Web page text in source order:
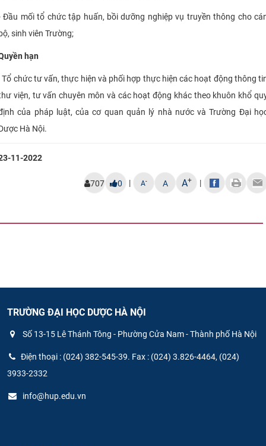
Đầu mối tổ chức tập huấn, bồi dưỡng nghiệp vụ truyền thông cho
sinh viên Trường;
hạn
chức tư vấn, thực hiện và phối hợp thực hiện các hoạt động thông
viện, tư vấn chuyên môn và các hoạt động khác theo khuôn khổ
của pháp luật, của cơ quan quản lý nhà nước và Trường Đại
Hà Nội.
11-2022
707 0 | A- A A+ |
TRƯỜNG ĐẠI HỌC DƯỢC HÀ NỘI
Số 13-15 Lê Thánh Tông - Phường Cửa Nam - Thành phố Hà Nội
Điện thoại : (024) 382-545-39. Fax : (024) 3.826-4464, (024)
3933-2332
info@hup.edu.vn